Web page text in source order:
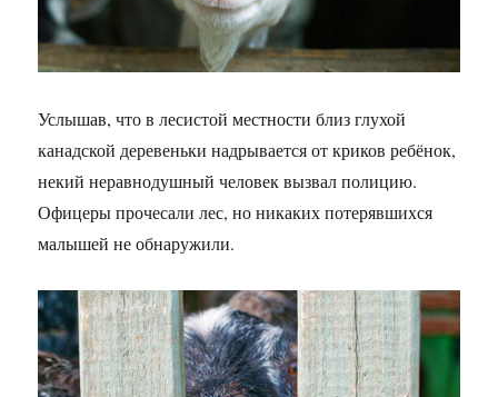
Услышав, что в лесистой местности близ глухой
канадской деревеньки надрывается от криков ребёнок,
некий неравнодушный человек вызвал полицию.
Офицеры прочесали лес, но никаких потерявшихся
малышей не обнаружили.